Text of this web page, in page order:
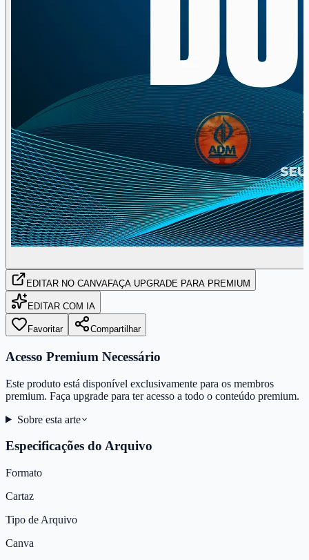
EDITAR NO CANVAFAÇA UPGRADE PARA PREMIUM
EDITAR COM IA
Favoritar Compartilhar
Acesso Premium Necessário
Este produto está disponível exclusivamente para os membros
premium. Faça upgrade para ter acesso a todo o conteúdo premium.
Sobre esta arte
Especificações do Arquivo
Formato
Cartaz
Tipo de Arquivo
Canva